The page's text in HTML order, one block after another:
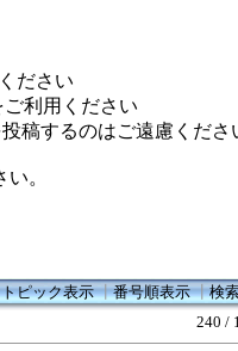
ださい
ご利用ください
稿するのはご遠慮くださ
。
トピック表示┃番号順表示┃検
240 /